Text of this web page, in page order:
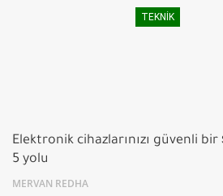
TEKNIK
Elektronik cihazlarınızı güvenli
5 yolu
MERVAN REDHA